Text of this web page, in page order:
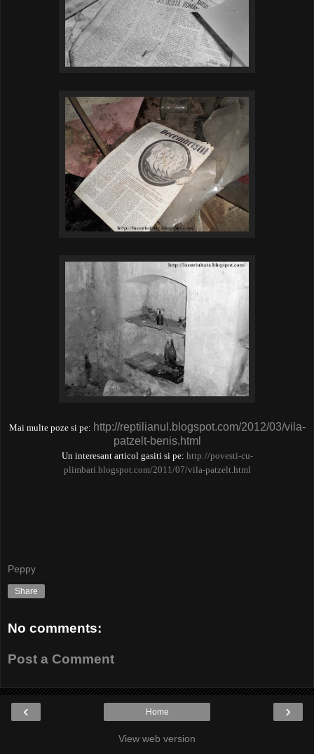
Mai multe poze si pe: http://reptilianul.blogspot.com/2012/03/vila-
patzelt-benis.html
Un interesant articol gasiti si pe: http://povesti-cu-
plimbari.blogspot.com/2011/07/vila-patzelt.html
Peppy
Share
No comments:
Post a Comment
‹ ›
Home
View web version